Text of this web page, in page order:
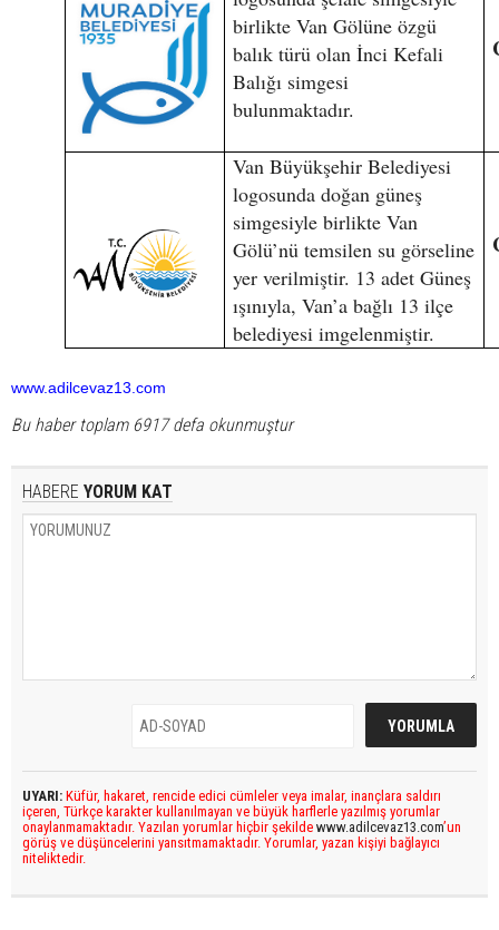
birlikte Van Gölüne özgü
balık türü olan İnci Kefali
Balığı simgesi
bulunmaktadır.
Van Büyükşehir Belediyesi
logosunda doğan güneş
simgesiyle birlikte Van
Gölü’nü temsilen su görseline
yer verilmiştir. 13 adet Güneş
ışınıyla, Van’a bağlı 13 ilçe
belediyesi imgelenmiştir.
www.adilcevaz13.com
Bu haber toplam 6917 defa okunmuştur
HABERE YORUM KAT
UYARI: Küfür, hakaret, rencide edici cümleler veya imalar, inançlara saldırı
içeren, Türkçe karakter kullanılmayan ve büyük harflerle yazılmış yorumlar
onaylanmamaktadır. Yazılan yorumlar hiçbir şekilde www.adilcevaz13.com’un
görüş ve düşüncelerini yansıtmamaktadır. Yorumlar, yazan kişiyi bağlayıcı
niteliktedir.